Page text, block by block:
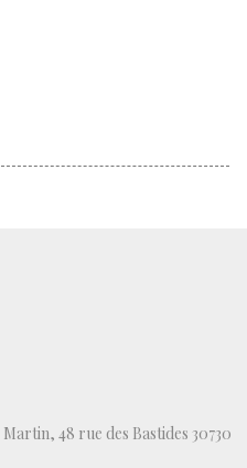
48 rue des Bastides 30730